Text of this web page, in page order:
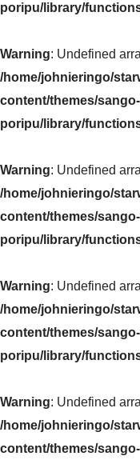
poripu/library/
Warning: Undefined
/home/johnieringo/
content/themes/
poripu/library/
Warning: Undefined
/home/johnieringo/
content/themes/
poripu/library/
Warning: Undefined
/home/johnieringo/
content/themes/
poripu/library/
Warning: Undefined
/home/johnieringo/
content/themes/